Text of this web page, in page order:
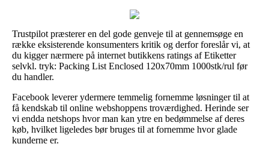
Trustpilot præsterer en del gode genveje til at gennemsøge en
række eksisterende konsumenters kritik og derfor foreslår vi, at
du kigger nærmere på internet butikkens ratings af Etiketter
selvkl. tryk: Packing List Enclosed 120x70mm 1000stk/rul før
du handler.
Facebook leverer ydermere temmelig fornemme løsninger til at
få kendskab til online webshoppens troværdighed. Herinde ser
vi endda netshops hvor man kan ytre en bedømmelse af deres
køb, hvilket ligeledes bør bruges til at fornemme hvor glade
kunderne er.